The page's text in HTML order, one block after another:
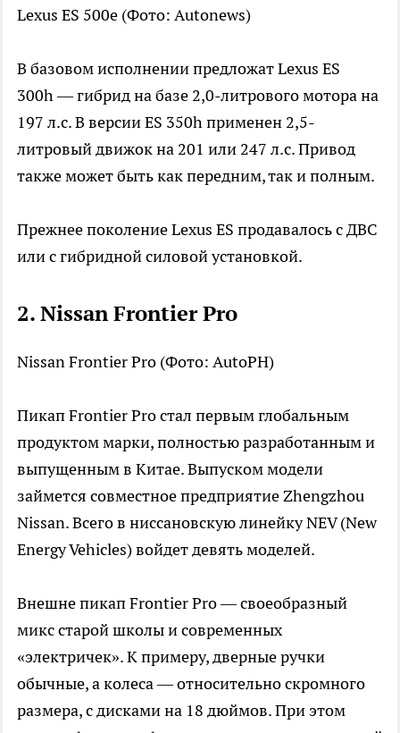
Lexus ES 500e (Фото: Autonews)
В базовом исполнении предложат Lexus ES
300h — гибрид на базе 2,0-литрового мотора на
197 л.с. В версии ES 350h применен 2,5-
литровый движок на 201 или 247 л.с. Привод
также может быть как передним, так и полным.
Прежнее поколение Lexus ES продавалось с ДВС
или с гибридной силовой установкой.
2. Nissan Frontier Pro
Nissan Frontier Pro (Фото: AutoPH)
Пикап Frontier Pro стал первым глобальным
продуктом марки, полностью разработанным и
выпущенным в Китае. Выпуском модели
займется совместное предприятие Zhengzhou
Nissan. Всего в ниссановскую линейку NEV (New
Energy Vehicles) войдет девять моделей.
Внешне пикап Frontier Pro — своеобразный
микс старой школы и современных
«электричек». К примеру, дверные ручки
обычные, а колеса — относительно скромного
размера, с дисками на 18 дюймов. При этом